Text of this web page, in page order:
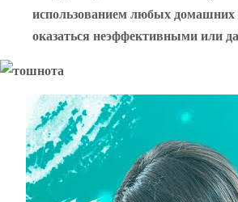
использованием любых домашних
оказаться неэффективными или